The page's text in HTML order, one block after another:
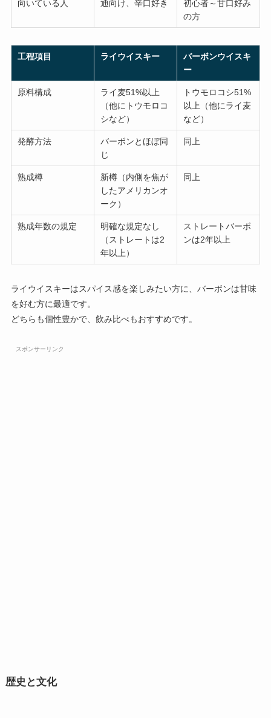
向いている人 通向け、辛口好き
初心者～甘口好み
の方
工程項目 ライウイスキー
バーボンウイスキ
ー
原料構成
ライ麦51%以上
（他にトウモロコ
シなど）
トウモロコシ51%
以上（他にライ麦
など）
発酵方法
バーボンとほぼ同
じ
同上
熟成樽
新樽（内側を焦が
したアメリカンオ
ーク）
同上
熟成年数の規定
明確な規定なし
（ストレートは2
年以上）
ストレートバーボ
ンは2年以上
ライウイスキーはスパイス感を楽しみたい方に、バーボンは甘味
を好む方に最適です。
どちらも個性豊かで、飲み比べもおすすめです。
スポンサーリンク
歴史と文化